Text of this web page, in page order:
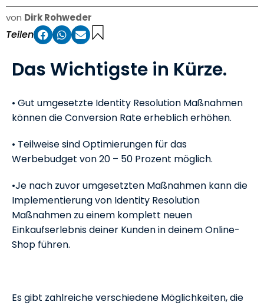
von Dirk Rohweder
Teilen
Das Wichtigste in Kürze.
• Gut umgesetzte Identity Resolution Maßnahmen
können die Conversion Rate erheblich erhöhen.
• Teilweise sind Optimierungen für das
Werbebudget von 20 – 50 Prozent möglich.
•Je nach zuvor umgesetzten Maßnahmen kann die
Implementierung von Identity Resolution
Maßnahmen zu einem komplett neuen
Einkaufserlebnis deiner Kunden in deinem Online-
Shop führen.
Es gibt zahlreiche verschiedene Möglichkeiten, die